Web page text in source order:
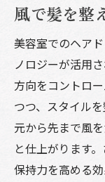
風で髪を整
美容室でのヘア
ノロジーが活用
方向をコントロ
つつ、スタイル
元から先まで風
と仕上がります
保持力を高める